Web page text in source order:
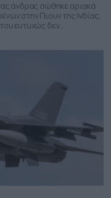
άνδρας σώθηκε οριακά
στην Πιουν της Ινδίας,
ευτυχώς δεν